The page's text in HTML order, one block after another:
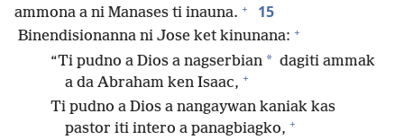
ammona a ni Manases ti inauna. + 15
Binendisionanna ni Jose ket kinunana: +
“Ti pudno a Dios a nagserbian * dagiti ammak
a da Abraham ken Isaac, +
Ti pudno a Dios a nangaywan kaniak kas
pastor iti intero a panagbiagko, +